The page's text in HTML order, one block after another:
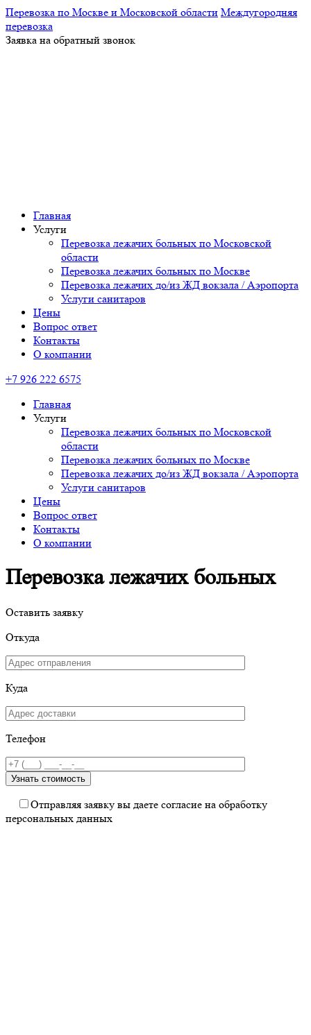
Перевозка по Москве и Московской области Междугородняя
перевозка
Заявка на обратный звонок
Главная
Услуги
Перевозка лежачих больных по Московской
области
Перевозка лежачих больных по Москве
Перевозка лежачих до/из ЖД вокзала / Аэропорта
Услуги санитаров
Цены
Вопрос ответ
Контакты
О компании
+7 926 222 6575
Главная
Услуги
Перевозка лежачих больных по Московской
области
Перевозка лежачих больных по Москве
Перевозка лежачих до/из ЖД вокзала / Аэропорта
Услуги санитаров
Цены
Вопрос ответ
Контакты
О компании
Перевозка лежачих больных
Оставить заявку
Откуда
Куда
Телефон
Отправляя заявку вы даете согласие на обработку
персональных данных